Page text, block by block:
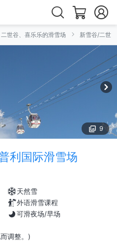
世谷、喜乐乐的滑雪场 新雪谷/二世
9
利国际滑雪场
天然雪
外语滑雪课程
可滑夜场/早场
调整。)